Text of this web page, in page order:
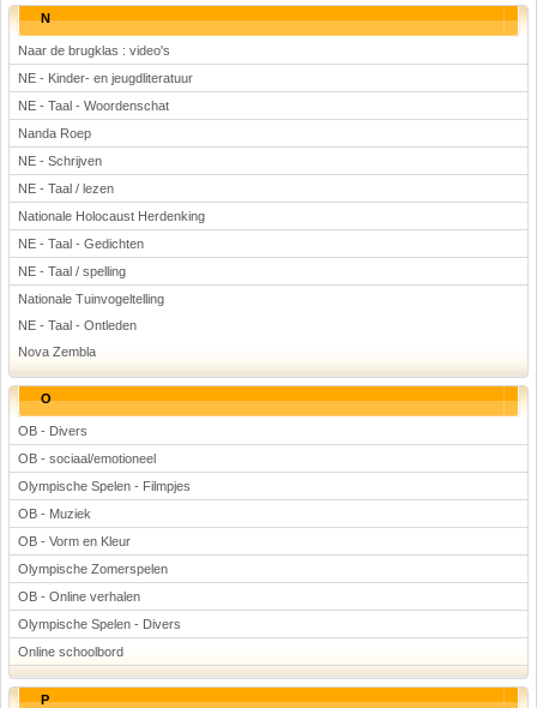
N
Naar de brugklas : video's
NE - Kinder- en jeugdliteratuur
NE - Taal - Woordenschat
Nanda Roep
NE - Schrijven
NE - Taal / lezen
Nationale Holocaust Herdenking
NE - Taal - Gedichten
NE - Taal / spelling
Nationale Tuinvogeltelling
NE - Taal - Ontleden
Nova Zembla
O
OB - Divers
OB - sociaal/emotioneel
Olympische Spelen - Filmpjes
OB - Muziek
OB - Vorm en Kleur
Olympische Zomerspelen
OB - Online verhalen
Olympische Spelen - Divers
Online schoolbord
P